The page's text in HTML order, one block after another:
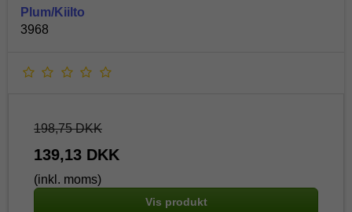
Plum/Kiilto
3968
198,75 DKK
139,13 DKK
(inkl. moms)
Vis produkt